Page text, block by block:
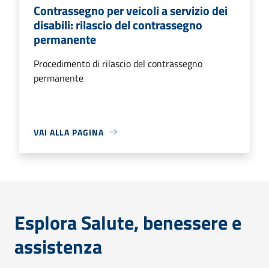
Contrassegno per veicoli a servizio dei
disabili: rilascio del contrassegno
permanente
Procedimento di rilascio del contrassegno
permanente
VAI ALLA PAGINA
Esplora Salute, benessere e
assistenza